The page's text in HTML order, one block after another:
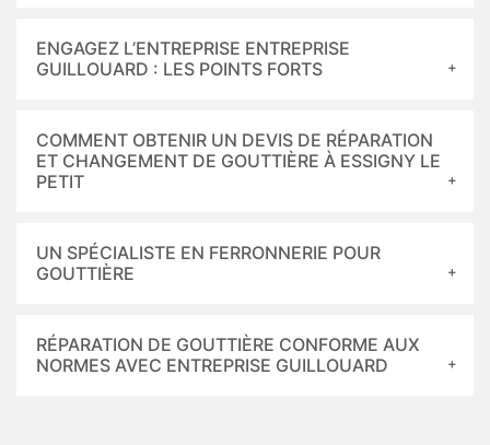
ENGAGEZ L’ENTREPRISE ENTREPRISE
GUILLOUARD : LES POINTS FORTS
COMMENT OBTENIR UN DEVIS DE RÉPARATION
ET CHANGEMENT DE GOUTTIÈRE À ESSIGNY LE
PETIT
UN SPÉCIALISTE EN FERRONNERIE POUR
GOUTTIÈRE
RÉPARATION DE GOUTTIÈRE CONFORME AUX
NORMES AVEC ENTREPRISE GUILLOUARD